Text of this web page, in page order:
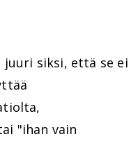
juuri siksi, että se ei
"ihan vain